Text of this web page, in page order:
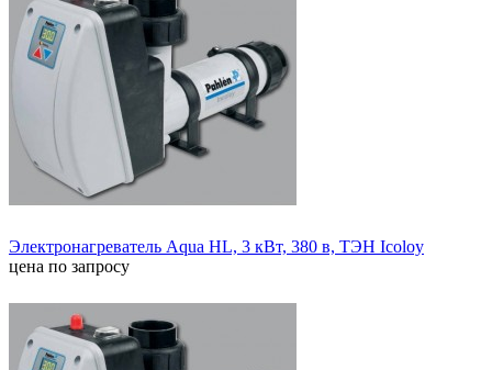
Электронагреватель Aqua HL, 3 кВт, 380 в, ТЭН Icoloy
цена по запросу